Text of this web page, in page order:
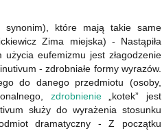
które mają takie same
Zima miejska) - Nastąpiła
eufemizmu jest złagodzenie
- zdrobniałe formy wyrazów.
do danego przedmiotu (osoby,
zdrobnienie„kotek” jest
służy do wyrażenia stosunku
dramatyczny - Z początku